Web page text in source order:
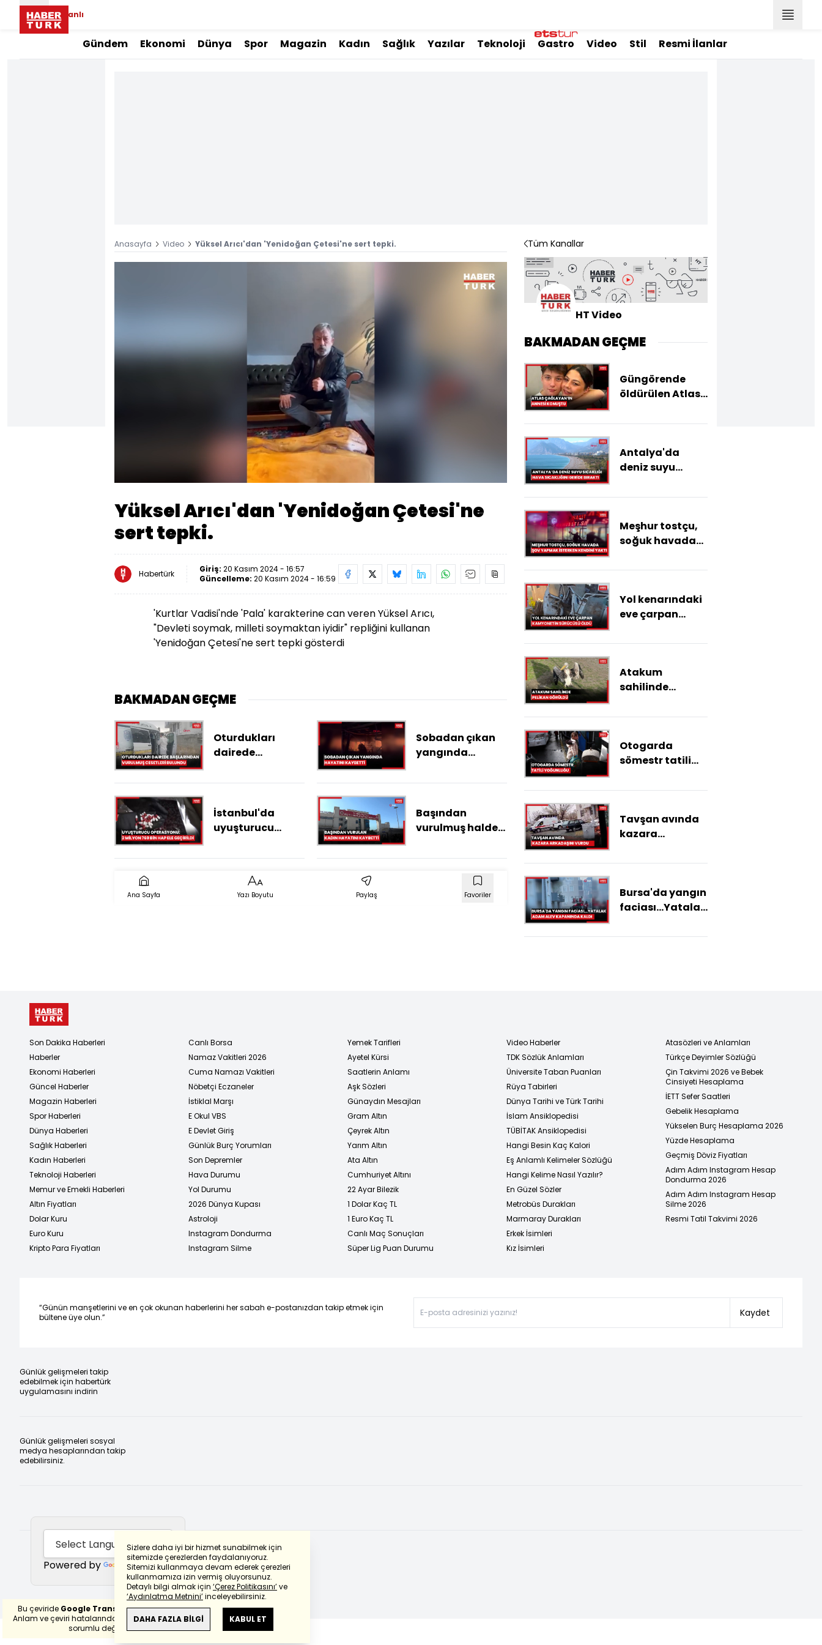
Canlı
Gündem Ekonomi Dünya Spor Magazin Kadın Sağlık Yazılar Teknoloji Gastro Video Stil Resmi İlanlar
Anasayfa Video Yüksel Arıcı'dan 'Yenidoğan Çetesi'ne sert tepki.
Yüklendi:
Yüksel Arıcı'dan 'Yenidoğan Çetesi'ne
sert tepki.
Habertürk Giriş: 20 Kasım 2024 - 16:57
Güncelleme: 20 Kasım 2024 - 16:59
'Kurtlar Vadisi'nde 'Pala' karakterine can veren Yüksel Arıcı,
"Devleti soymak, milleti soymaktan iyidir" repliğini kullanan
'Yenidoğan Çetesi'ne sert tepki gösterdi
BAKMADAN GEÇME
Oturdukları
dairede
vurulmuş
Sobadan çıkan
yangında
kaybetti
İstanbul'da
uyuşturucu
milyon 760 bin
Başından
vurulmuş halde
hastaneye
Ana Sayfa Yazı Boyutu Paylaş Favoriler
Tüm Kanallar
HT Video
BAKMADAN GEÇME
Güngörende
öldürülen Atlas
annesi basın
konuştu
Antalya'da
deniz suyu
sıcaklığını
Meşhur tostçu,
soğuk havada
isterken kendini
Yol kenarındaki
eve çarpan
sürücüsü öldü
Atakum
sahilinde
Otogarda
sömestr tatili
Tavşan avında
kazara
vurdu
Bursa'da yangın
faciası...Yatalak
kapanında kaldı
Sizlere daha iyi bir hizmet sunabilmek için
sitemizde çerezlerden faydalanıyoruz.
Sitemizi kullanmaya devam ederek çerezleri
kullanmamıza izin vermiş oluyorsunuz.
Detaylı bilgi almak için ‘Çerez Politikasını’ve
‘Aydınlatma Metnini’inceleyebilirsiniz.
DAHA FAZLA BİLGİ KABUL ET
Son Dakika Haberleri
Haberler
Ekonomi Haberleri
Güncel Haberler
Magazin Haberleri
Spor Haberleri
Dünya Haberleri
Sağlık Haberleri
Kadın Haberleri
Teknoloji Haberleri
Memur ve Emekli Haberleri
Altın Fiyatları
Dolar Kuru
Euro Kuru
Kripto Para Fiyatları
Canlı Borsa
Namaz Vakitleri 2026
Cuma Namazı Vakitleri
Nöbetçi Eczaneler
İstiklal Marşı
E Okul VBS
E Devlet Giriş
Günlük Burç Yorumları
Son Depremler
Hava Durumu
Yol Durumu
2026 Dünya Kupası
Astroloji
Instagram Dondurma
Instagram Silme
Yemek Tarifleri
Ayetel Kürsi
Saatlerin Anlamı
Aşk Sözleri
Günaydın Mesajları
Gram Altın
Çeyrek Altın
Yarım Altın
Ata Altın
Cumhuriyet Altını
22 Ayar Bilezik
1 Dolar Kaç TL
1 Euro Kaç TL
Canlı Maç Sonuçları
Süper Lig Puan Durumu
Video Haberler
TDK Sözlük Anlamları
Üniversite Taban Puanları
Rüya Tabirleri
Dünya Tarihi ve Türk Tarihi
İslam Ansiklopedisi
TÜBİTAK Ansiklopedisi
Hangi Besin Kaç Kalori
Eş Anlamlı Kelimeler Sözlüğü
Hangi Kelime Nasıl Yazılır?
En Güzel Sözler
Metrobüs Durakları
Marmaray Durakları
Erkek İsimleri
Kız İsimleri
Atasözleri ve Anlamları
Türkçe Deyimler Sözlüğü
Çin Takvimi 2026 ve Bebek
Cinsiyeti Hesaplama
İETT Sefer Saatleri
Gebelik Hesaplama
Yükselen Burç Hesaplama 2026
Yüzde Hesaplama
Geçmiş Döviz Fiyatları
Adım Adım Instagram Hesap
Dondurma 2026
Adım Adım Instagram Hesap
Silme 2026
Resmi Tatil Takvimi 2026
“Günün manşetlerini ve en çok okunan haberlerini her sabah e-postanızdan takip etmek için
bültene üye olun.”
Kaydet
Günlük gelişmeleri takip
edebilmek için habertürk
uygulamasını indirin
Günlük gelişmeleri sosyal
medya hesaplarından takip
edebilirsiniz.
Powered by Translate
Bu çeviride Google Transletekullanılmıştır.
Anlam ve çeviri hatalarından
haberturk.com
sorumlu değildir.